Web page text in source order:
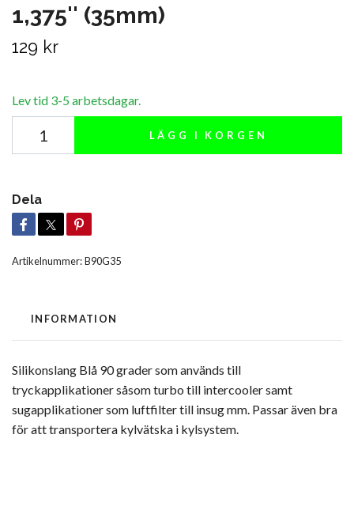
1,375'' (35mm)
129 kr
Lev tid 3-5 arbetsdagar.
LÄGG I KORGEN
Dela
Artikelnummer:B90G35
INFORMATION
Silikonslang Blå 90 grader som används till
tryckapplikationer såsom turbo till intercooler samt
sugapplikationer som luftfilter till insug mm. Passar även bra
för att transportera kylvätska i kylsystem.